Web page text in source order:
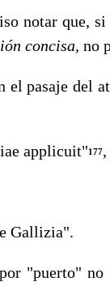
notar que, si
concisa, no
pasaje del
applicuit"177,
Gallizia".
"puerto" no